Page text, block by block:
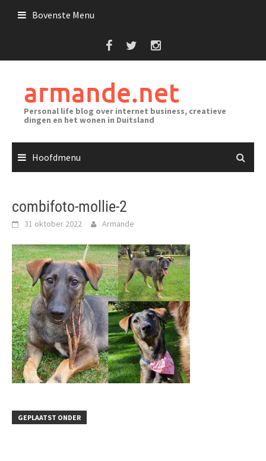
Bovenste Menu
armande.net
Personal life blog over internet business, creatieve
dingen en het wonen in Duitsland
Hoofdmenu
combifoto-mollie-2
31 oktober 2022 Armande
GEPLAATST ONDER